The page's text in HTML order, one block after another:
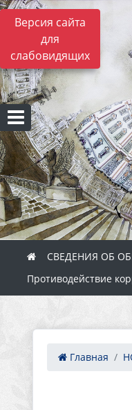
Версия сайта
для
слабовидящих
СВЕДЕНИЯ ОБ
Противодействие
Главная